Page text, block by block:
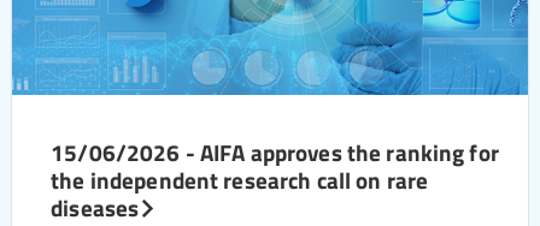
15/06/2026 - AIFA approves the ranking for
the independent research call on rare
diseases